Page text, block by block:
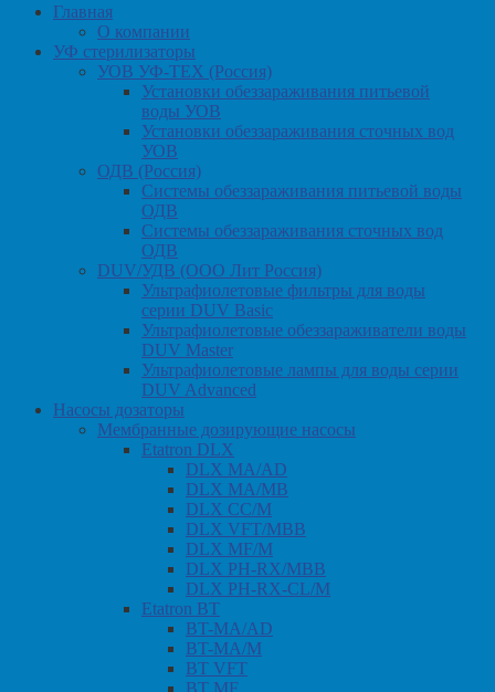
Главная
О компании
УФ стерилизаторы
УОВ УФ-ТЕХ (Россия)
Установки обеззараживания питьевой
воды УОВ
Установки обеззараживания сточных вод
УОВ
ОДВ (Россия)
Системы обеззараживания питьевой воды
ОДВ
Системы обеззараживания сточных вод
ОДВ
DUV/УДВ (ООО Лит Россия)
Ультрафиолетовые фильтры для воды
серии DUV Basic
Ультрафиолетовые обеззараживатели воды
DUV Master
Ультрафиолетовые лампы для воды серии
DUV Advanced
Насосы дозаторы
Мембранные дозирующие насосы
Etatron DLX
DLX MA/AD
DLX MA/MB
DLX CC/M
DLX VFT/MBB
DLX MF/M
DLX PH-RX/MBB
DLX PH-RX-CL/M
Etatron BT
BT-MA/AD
BT-MA/M
BT VFT
BT MF